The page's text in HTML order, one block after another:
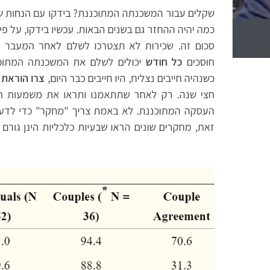
כמה יהיה ההחזר גם בשנים הבאות. עכשיו בידקו, על
סכום זה. שכירות לא תצטרכו לשלם לאחר
חוסכים כל חודש יכולים לשלם את המשכנתה
כשנהיה חייבים נצליח, היו חייבים כבר היום, צרו
חצי שנה. רק לאחר שתתאמנו ותראו את משמעות
העסקה המתוכננת. לא באמת צריך "מחקר" כדי
זאת, מחקרים שונים הראו שבעיות כלכליות הינן